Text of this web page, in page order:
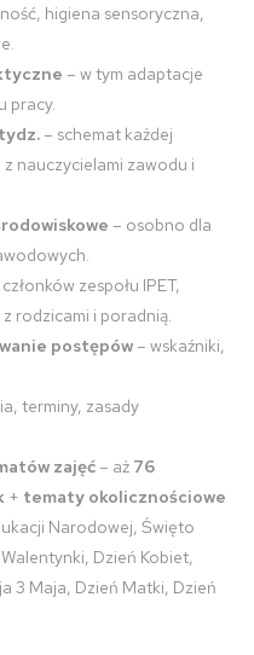
higiena sensoryczna,
– w tym adaptacje
pracy.
– schemat każdej
nauczycielami zawodu i
– osobno dla
zespołu IPET,
rodzicami i poradnią.
postępów – wskaźniki,
terminy, zasady
zajęć – aż 76
+ tematy okolicznościowe
Narodowej, Święto
Dzień Kobiet,
3 Maja, Dzień Matki, Dzień